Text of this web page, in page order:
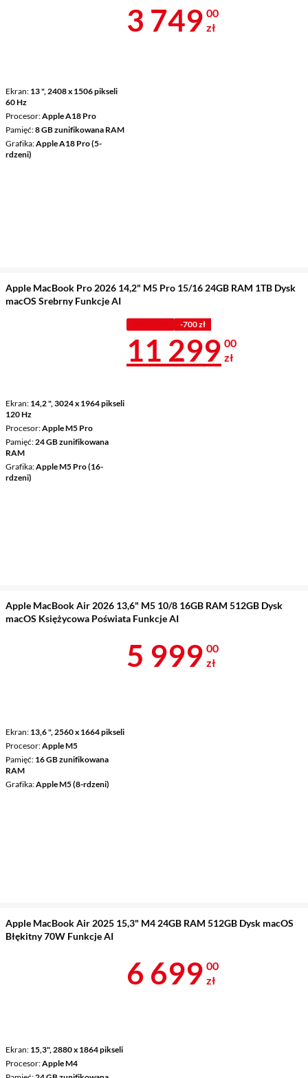
Ekran 13 ", 2408 x 1506 pikseli
60 Hz
Procesor Apple A18 Pro
Pamięć 8 GB zunifikowana RAM
Grafika Apple A18 Pro (5-
rdzeni)
Cena 3 749 zł
3 749 00
zł
Apple MacBook Pro 2026 14,2" M5 Pro 15/16 24GB RAM 1TB Dysk
macOS Srebrny Funkcje AI
Ekran 14,2 ", 3024 x 1964 pikseli
120 Hz
Procesor Apple M5 Pro
Pamięć 24 GB zunifikowana
RAM
Grafika Apple M5 Pro (16-
rdzeni)
-700 zł
Cena 11 299
11 299 00
zł
Apple MacBook Air 2026 13,6" M5 10/8 16GB RAM 512GB Dysk
macOS Księżycowa Poświata Funkcje AI
Ekran 13,6 ", 2560 x 1664 pikseli
Procesor Apple M5
Pamięć 16 GB zunifikowana
RAM
Grafika Apple M5 (8-rdzeni)
Cena 5 999 zł
5 999 00
zł
Apple MacBook Air 2025 15,3" M4 24GB RAM 512GB Dysk macOS
Błękitny 70W Funkcje AI
Ekran 15,3", 2880 x 1864 pikseli
Procesor Apple M4
Cena 6 699 zł
6 699 00
zł